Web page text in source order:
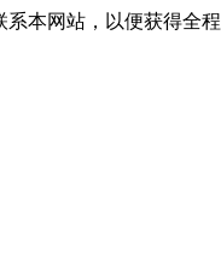
本网站，以便获得全